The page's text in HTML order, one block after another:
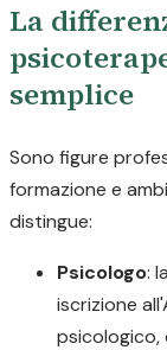
La
semplice
Sono figure
formazione e
distingue:
Psicologo:
iscrizione
psicologico,